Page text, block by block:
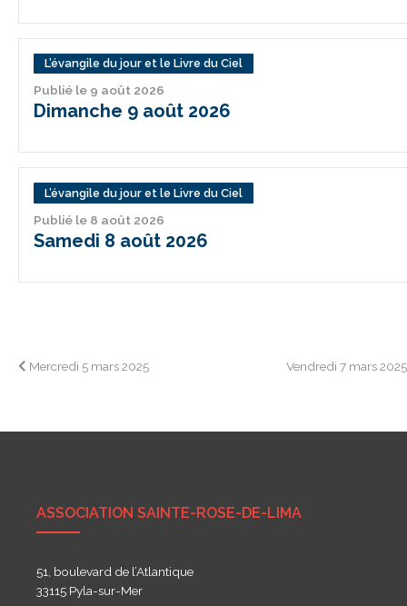
L’évangile du jour et le Livre du Ciel
Publié le 9 août 2026
Dimanche 9 août 2026
L’évangile du jour et le Livre du Ciel
Publié le 8 août 2026
Samedi 8 août 2026
Navigation
Mercredi 5 mars 2025 Vendredi 7 mars
ASSOCIATION SAINTE-ROSE-DE-LIMA
51, boulevard de l’Atlantique
33115 Pyla-sur-Mer